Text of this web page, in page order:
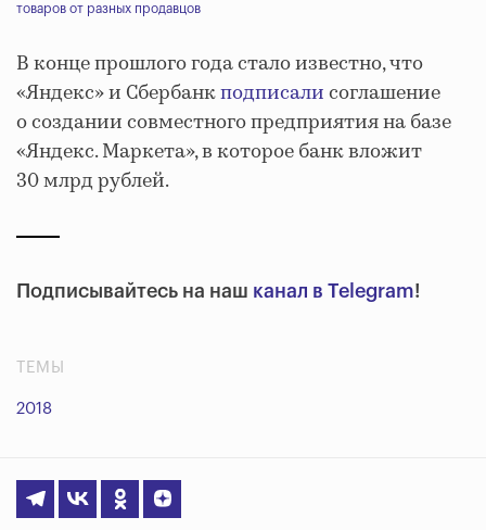
товаров от разных продавцов
В конце прошлого года стало известно, что
«Яндекс» и Сбербанкподписалисоглашение
о создании совместного предприятия на базе
«Яндекс. Маркета», в которое банк вложит
30 млрд рублей.
Подписывайтесь на наш канал в Telegram!
ТЕМЫ
2018